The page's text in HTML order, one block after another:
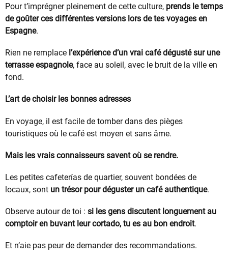
Pour t’imprégner pleinement de cette culture, prends le temps
de goûter ces différentes versions lors de tes voyages en
Espagne.
Rien ne remplace l’expérience d’un vrai café dégusté sur une
terrasse espagnole, face au soleil, avec le bruit de la ville en
fond.
L’art de choisir les bonnes adresses
En voyage, il est facile de tomber dans des pièges
touristiques où le café est moyen et sans âme.
Mais les vrais connaisseurs savent où se rendre.
Les petites cafeterías de quartier, souvent bondées de
locaux, sont un trésor pour déguster un café authentique.
Observe autour de toi : si les gens discutent longuement au
comptoir en buvant leur cortado, tu es au bon endroit.
Et n’aie pas peur de demander des recommandations.